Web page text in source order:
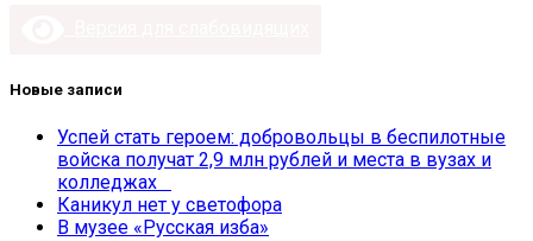
Новые записи
Успей стать героем: добровольцы в беспилотные
войска получат 2,9 млн рублей и места в вузах и
колледжах
Каникул нет у светофора
В музее «Русская изба»